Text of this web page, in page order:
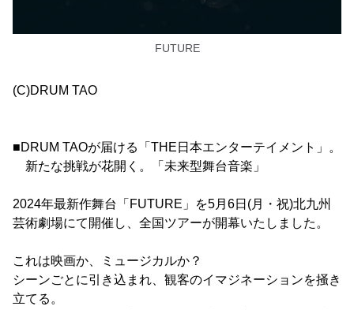
FUTURE
(C)DRUM TAO
■DRUM TAOが届ける「THE日本エンターテイメント」。
新たな挑戦が花開く。「未来型舞台音楽」
2024年最新作舞台「FUTURE」を5月6日(月・祝)北九州
芸術劇場にて開催し、全国ツアーが開幕いたしました。
これは映画か、ミュージカルか？
シーンごとに引き込まれ、観客のイマジネーションを掻き
立てる。